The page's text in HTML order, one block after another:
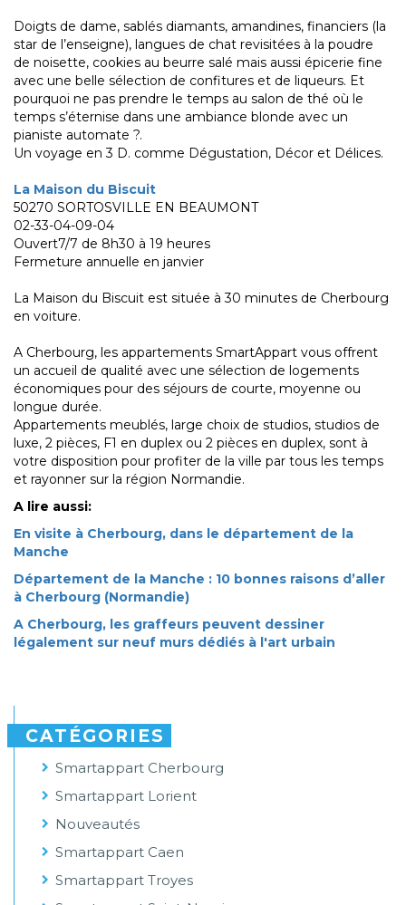
Doigts de dame, sablés diamants, amandines, financiers (la
star de l’enseigne), langues de chat revisitées à la poudre
de noisette, cookies au beurre salé mais aussi épicerie fine
avec une belle sélection de confitures et de liqueurs. Et
pourquoi ne pas prendre le temps au salon de thé où le
temps s’éternise dans une ambiance blonde avec un
pianiste automate ?.
Un voyage en 3 D. comme Dégustation, Décor et Délices.
La Maison du Biscuit
50270 SORTOSVILLE EN BEAUMONT
02-33-04-09-04
Ouvert7/7 de 8h30 à 19 heures
Fermeture annuelle en janvier
La Maison du Biscuit est située à 30 minutes de Cherbourg
en voiture.
A Cherbourg, les appartements SmartAppart vous offrent
un accueil de qualité avec une sélection de logements
économiques pour des séjours de courte, moyenne ou
longue durée.
Appartements meublés, large choix de studios, studios de
luxe, 2 pièces, F1 en duplex ou 2 pièces en duplex, sont à
votre disposition pour profiter de la ville par tous les temps
et rayonner sur la région Normandie.
A lire aussi:
En visite à Cherbourg, dans le département de la
Manche​
Département de la Manche : 10 bonnes raisons d’aller
à Cherbourg (Normandie)​
A Cherbourg, les graffeurs peuvent dessiner
légalement sur neuf murs dédiés à l'art urbain​
CATÉGORIES
Smartappart Cherbourg
Smartappart Lorient
Nouveautés
Smartappart Caen
Smartappart Troyes